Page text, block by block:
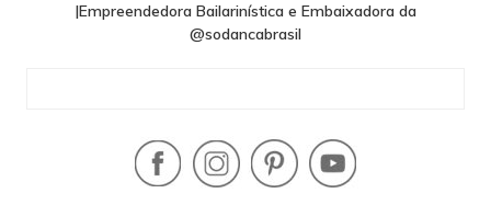
|Empreendedora Bailarinística e Embaixadora da
@sodancabrasil